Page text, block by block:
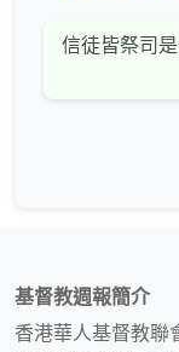
信徒皆祭司
基督教週報簡介
香港華人基督教聯